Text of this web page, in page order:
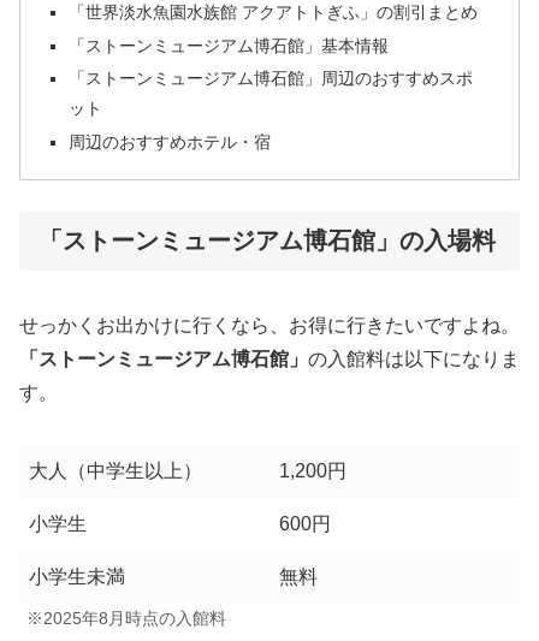
「世界淡水魚園水族館 アクアトトぎふ」の割引まとめ
「ストーンミュージアム博石館」基本情報
「ストーンミュージアム博石館」周辺のおすすめスポ
ット
周辺のおすすめホテル・宿
「ストーンミュージアム博石館」の入場料
せっかくお出かけに行くなら、お得に行きたいですよね。
「ストーンミュージアム博石館」 の入館料は以下になりま
す。
大人（中学生以上） 1,200円
小学生 600円
小学生未満 無料
※2025年8月時点の入館料